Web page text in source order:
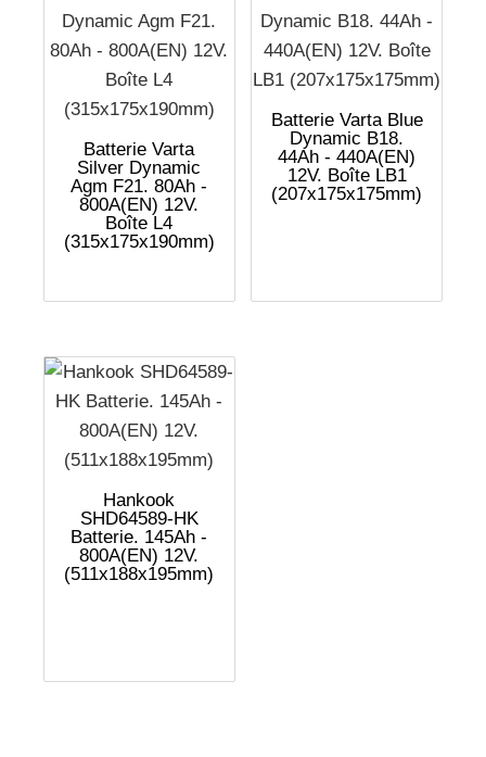
Batterie Varta
Silver Dynamic
Agm F21. 80Ah -
800A(EN) 12V.
Boîte L4
(315x175x190mm)
Batterie Varta Blue
Dynamic B18.
44Ah - 440A(EN)
12V. Boîte LB1
(207x175x175mm)
Hankook
SHD64589-HK
Batterie. 145Ah -
800A(EN) 12V.
(511x188x195mm)